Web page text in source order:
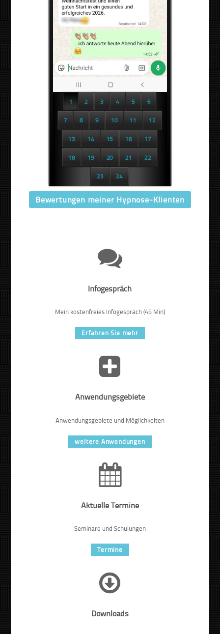
1 2 3 4 5 6
7 8 9 10 11 12
13 14 15 16 17
18 19 20 21 22
23 24
Bewertungen meiner Hypnose-Klienten
Infogespräch
Mein kostenfreies Infogespräch (45 Min)
Erfahren Sie mehr
Anwendungsgebiete
Anwendungsgebiete und Möglichkeiten
weitere Anwendungen
Aktuelle Termine
Seminare und Schulungen
Termine
Downloads